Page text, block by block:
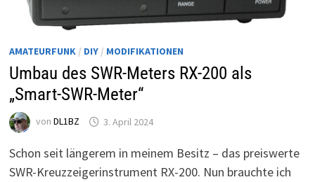
AMATEURFUNK/ DIY/ MODIFIKATIONEN
Umbau des SWR-Meters RX-200 als
„Smart-SWR-Meter“
von DL1BZ 3. April 2024
Schon seit längerem in meinem Besitz – das preiswerte
SWR-Kreuzzeigerinstrument RX-200. Nun brauchte ich